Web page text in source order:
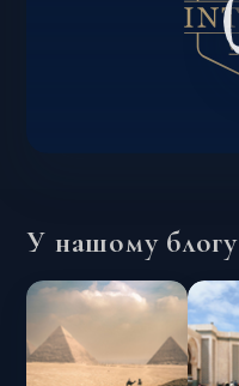
У нашому блогу